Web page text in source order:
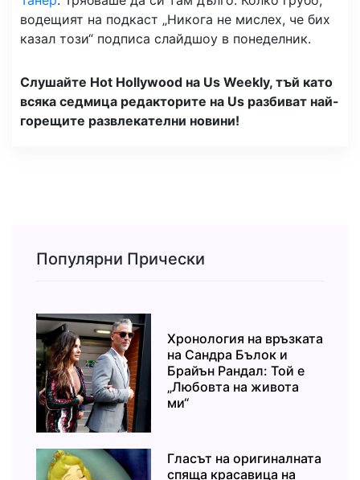
водещият на подкаст „Никога не мислех, че бих
казал този“ подписа слайдшоу в понеделник.
Слушайте Hot Hollywood на Us Weekly, тъй като
всяка седмица редакторите на Us разбиват най-
горещите развлекателни новини!
Популярни Прически
Хронология на връзката
на Сандра Бълок и
Брайън Рандал: Той е
„Любовта на живота
ми“
Гласът на оригиналната
спяща красавица на